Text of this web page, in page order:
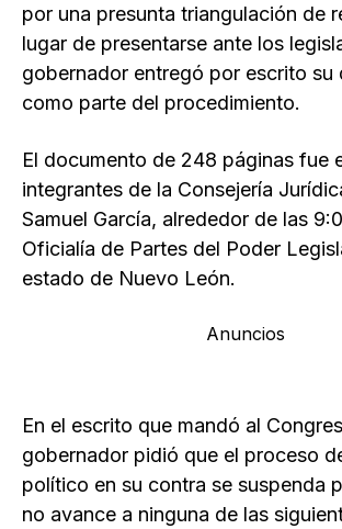
por una presunta triangulación de
lugar de presentarse ante los
gobernador entregó por escrito su
como parte del procedimiento.
El documento de 248 páginas fue
integrantes de la Consejería
Samuel García, alrededor de las
Oficialía de Partes del Poder
estado de Nuevo León.
Anuncios
En el escrito que mandó al
gobernador pidió que el proceso
político en su contra se suspenda
no avance a ninguna de las